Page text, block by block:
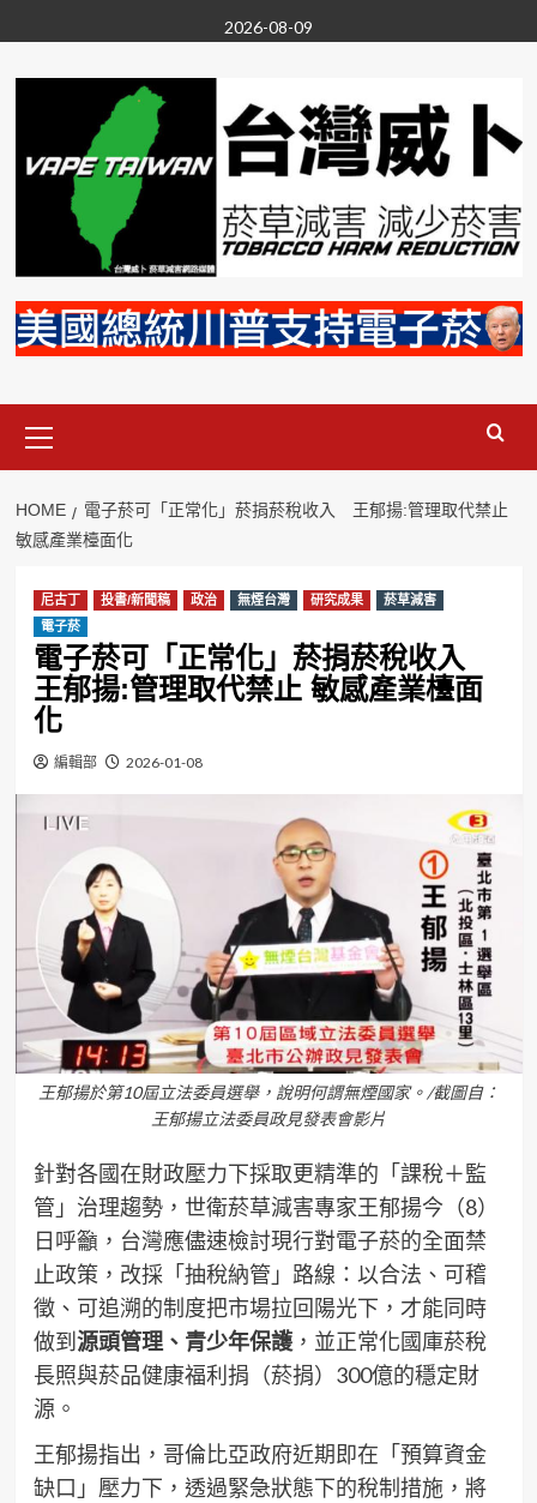
to
content
2026-08-09
Menu
HOME
電子菸可「正常化」菸捐菸稅收入 王郁揚:管理取代禁止
敏感產業檯面化
尼古丁 投書/新聞稿 政治 無煙台灣 研究成果
菸草減害
電子菸
電子菸可「正常化」菸捐菸稅收入
王郁揚:管理取代禁止 敏感產業檯面
化
編輯部 2026-01-08
王郁揚於第10屆立法委員選舉，說明何謂無煙國家。/截圖自：
王郁揚立法委員政見發表會影片
針對各國在財政壓力下採取更精準的「課稅＋監
管」治理趨勢，世衛菸草減害專家王郁揚今（8）
日呼籲，台灣應儘速檢討現行對電子菸的全面禁
止政策，改採「抽稅納管」路線：以合法、可稽
徵、可追溯的制度把市場拉回陽光下，才能同時
做到 源頭管理、青少年保護，並正常化國庫菸稅
長照與菸品健康福利捐（菸捐）300億的穩定財
源。
王郁揚指出，哥倫比亞政府近期即在「預算資金
缺口」壓力下，透過緊急狀態下的稅制措施，將